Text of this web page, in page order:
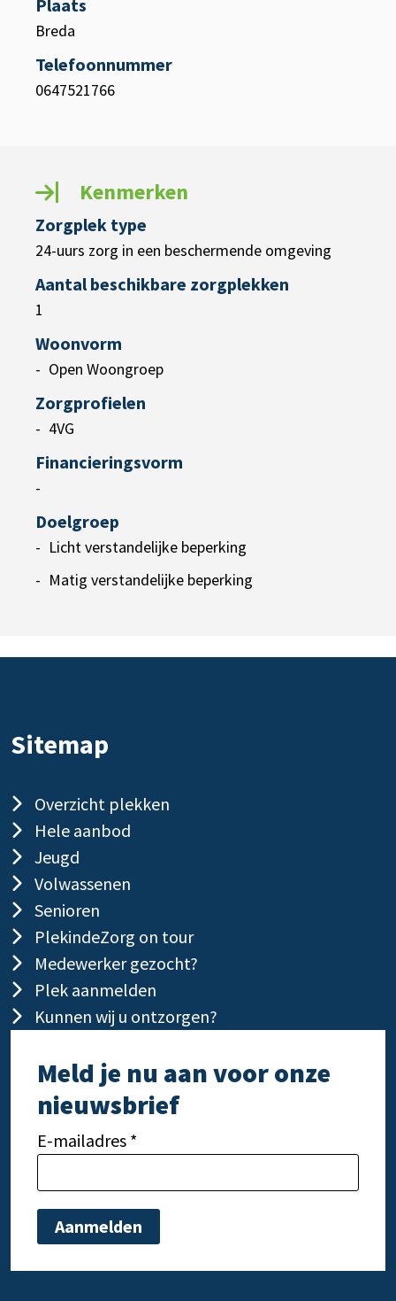
Plaats
Breda
Telefoonnummer
0647521766
Kenmerken
Zorgplek type
24-uurs zorg in een beschermende omgeving
Aantal beschikbare zorgplekken
1
Woonvorm
Open Woongroep
Zorgprofielen
4VG
Financieringsvorm
-
Doelgroep
Licht verstandelijke beperking
Matig verstandelijke beperking
Sitemap
Overzicht plekken
Hele aanbod
Jeugd
Volwassenen
Senioren
PlekindeZorg on tour
Medewerker gezocht?
Plek aanmelden
Kunnen wij u ontzorgen?
Meld je nu aan voor onze
nieuwsbrief
E-mailadres *